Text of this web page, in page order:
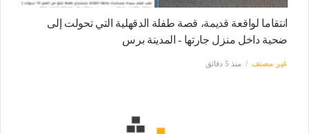
انتقاما لواقعة قديمة، قصة طفلة الدقهلية التي تحولت إلى
ضحية داخل منزل جارتها - المدينة برس
غير مصنف منذ 5 دقائق